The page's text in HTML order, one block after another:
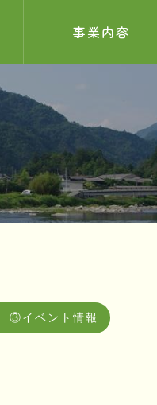
事業内容
③イベント情報